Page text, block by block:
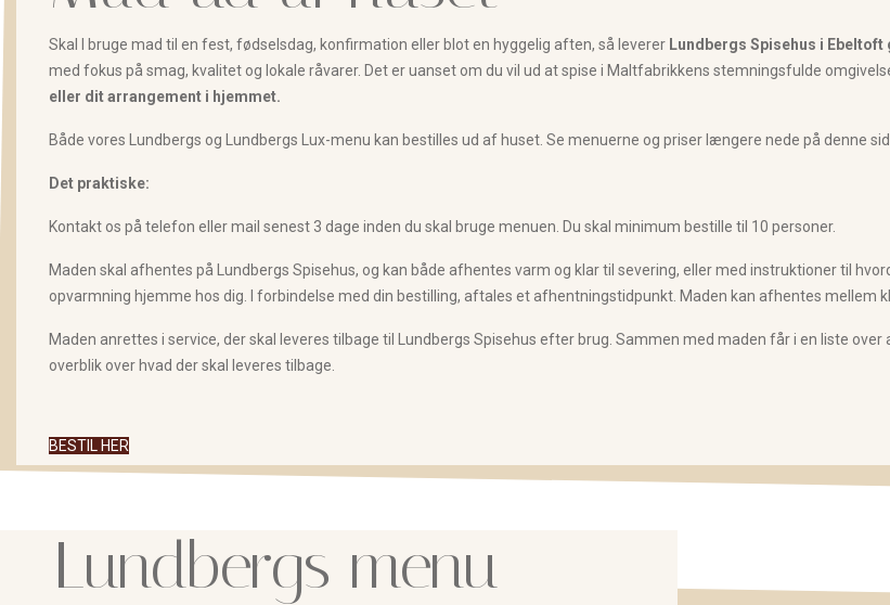
Skal I bruge mad til en fest, fødselsdag, konfirmation eller blot en hyggelig aften, så leverer Lundbergs Spisehus i Ebeltoft
med fokus på smag, kvalitet og lokale råvarer. Det er uanset om du vil ud at spise i Maltfabrikkens stemningsfulde
eller dit arrangement i hjemmet.
Både vores Lundbergs og Lundbergs Lux-menu kan bestilles ud af huset. Se menuerne og priser længere nede på denne
Det praktiske:
Kontakt os på telefon eller mail senest 3 dage inden du skal bruge menuen. Du skal minimum bestille til 10 personer.
Maden skal afhentes på Lundbergs Spisehus, og kan både afhentes varm og klar til severing, eller med instruktioner til
opvarmning hjemme hos dig. I forbindelse med din bestilling, aftales et afhentningstidpunkt. Maden kan afhentes mellem
Maden anrettes i service, der skal leveres tilbage til Lundbergs Spisehus efter brug. Sammen med maden får i en liste
overblik over hvad der skal leveres tilbage.
BESTIL HER
Lundbergs menu